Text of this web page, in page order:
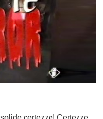
certezze! Certezze